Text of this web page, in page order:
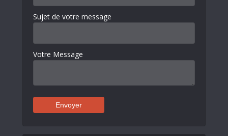
Sujet de votre message
Votre Message